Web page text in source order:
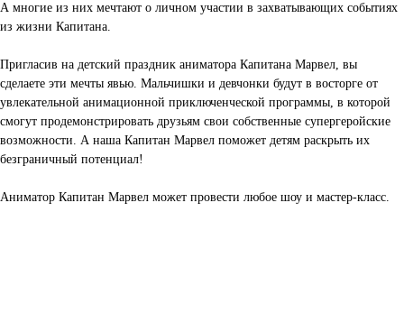
А многие из них мечтают о личном участии в захватывающих событиях
из жизни Капитана.
Пригласив на детский праздник аниматора Капитана Марвел, вы
сделаете эти мечты явью. Мальчишки и девчонки будут в восторге от
увлекательной анимационной приключенческой программы, в которой
смогут продемонстрировать друзьям свои собственные супергеройские
возможности. А наша Капитан Марвел поможет детям раскрыть их
безграничный потенциал!
Аниматор Капитан Марвел может провести любое шоу и мастер-класс.